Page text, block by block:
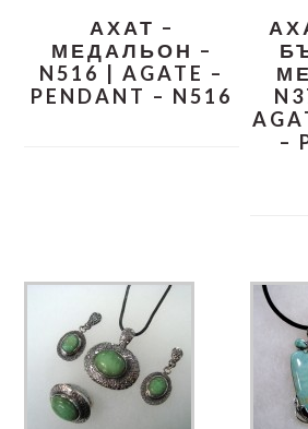
АХАТ –
МЕДАЛЬОН –
N516 | AGATE –
PENDANT – N516
–